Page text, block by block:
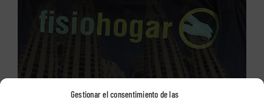
Gestionar el consentimiento de las